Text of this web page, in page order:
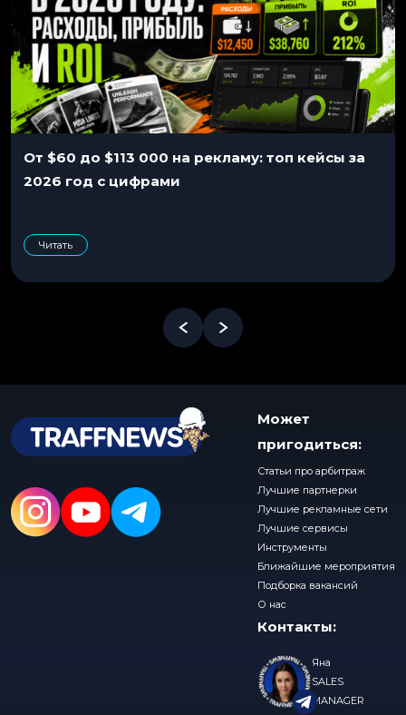
От $60 до $113 000 на рекламу: топ кейсы за
2026 год с цифрами
Читать
Может
пригодиться:
Статьи про арбитраж
Лучшие партнерки
Лучшие рекламные сети
Лучшие сервисы
Инструменты
Ближайшие мероприятия
Подборка вакансий
О нас
Контакты:
Яна
SALES
MANAGER